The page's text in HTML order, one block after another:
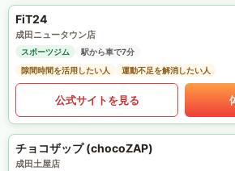
FiT24
成田ニュータウン店
スポーツジム
駅から車で7分
隙間時間を活用したい人
運動不足を解消したい人
公式サイトを見る
チョコザップ (chocoZAP)
成田土屋店